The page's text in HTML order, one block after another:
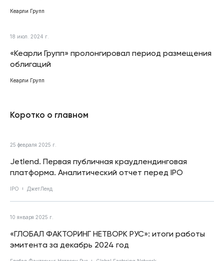
Кеарли Групп
18 июл. 2024 г.
«Кеарли Групп» пролонгировал период размещения
облигаций
Кеарли Групп
Коротко о главном
25 февраля 2025 г.
Jetlend. Первая публичная краудлендинговая
платформа. Аналитический отчет перед IPO
IPO ДжетЛенд
10 января 2025 г.
«ГЛОБАЛ ФАКТОРИНГ НЕТВОРК РУС»: итоги работы
эмитента за декабрь 2024 год